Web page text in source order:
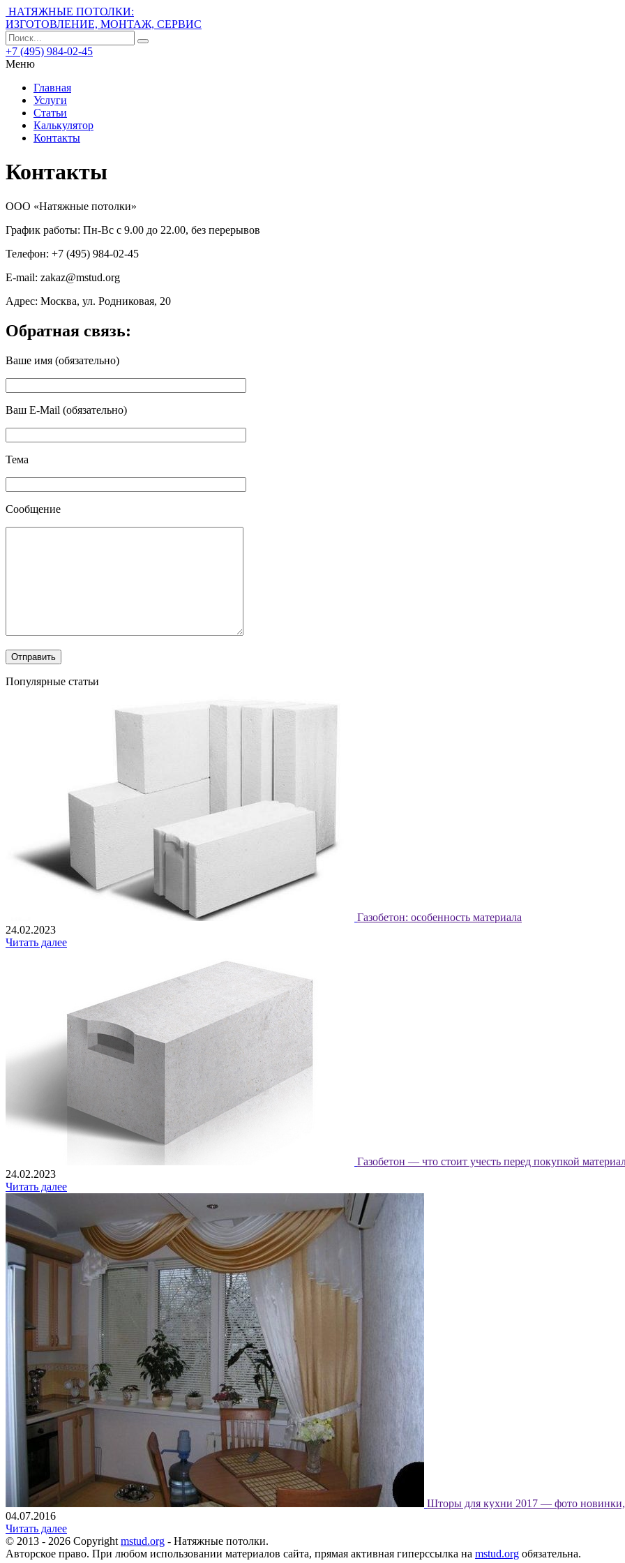
НАТЯЖНЫЕ ПОТОЛКИ:
ИЗГОТОВЛЕНИЕ, МОНТАЖ, СЕРВИС
+7 (495) 984-02-45
Меню
Главная
Услуги
Статьи
Калькулятор
Контакты
Контакты
ООО «Натяжные потолки»
График работы: Пн-Вс с 9.00 до 22.00, без перерывов
Телефон: +7 (495) 984-02-45
E-mail: zakaz@mstud.org
Адрес: Москва, ул. Родниковая, 20
Обратная связь:
Ваше имя (обязательно)
Ваш E-Mail (обязательно)
Тема
Сообщение
Популярные статьи
Газобетон: особенность материала
24.02.2023
Читать далее
Газобетон — что стоит учесть перед покупкой
24.02.2023
Читать далее
Шторы для кухни 2017 — фото новинки,
04.07.2016
Читать далее
© 2013 - 2026 Copyright mstud.org - Натяжные потолки.
Авторское право. При любом использовании материалов сайта, прямая активная гиперссылка на mstud.org обязательна.